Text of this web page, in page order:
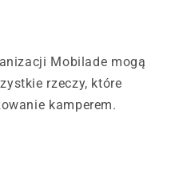
Mobilade mogą
rzeczy, które
kamperem.